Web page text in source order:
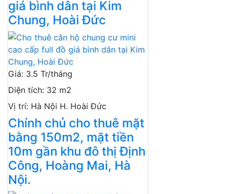
giá bình dân tại Kim
Chung, Hoài Đức
Giá: 3.5 Tr/tháng
Diện tích: 32 m2
Vị trí: Hà Nội H. Hoài Đức
Chính chủ cho thuê mặt
bằng 150m2, mặt tiền
10m gần khu đô thị Định
Công, Hoàng Mai, Hà
Nội.